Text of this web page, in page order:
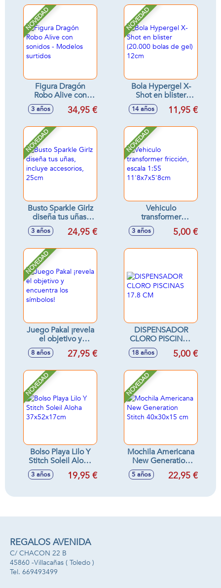
NOVEDAD
Figura Dragón
Robo Alive con
sonidos - Modelos
surtidos
3 años 34,95 €
NOVEDAD
Bola Hypergel X-
Shot en blister
(20.000 bolas de
gel) 12cm
14 años 11,95 €
NOVEDAD
Busto Sparkle Girlz
diseña tus uñas,
incluye accesorios,
25cm
3 años 24,95 €
NOVEDAD
Vehiculo
transformer
fricción, escala 1:55
11'8x7x5'8cm
3 años 5,00 €
NOVEDAD
Juego Pakal ¡revela
el objetivo y
encuentra los
símbolos!
8 años 27,95 €
DISPENSADOR
CLORO PISCINAS
17.8 CM
18 años 5,00 €
NOVEDAD
Bolso Playa Lilo Y
Stitch Soleil Aloha
37x52x17cm
3 años 19,95 €
NOVEDAD
Mochila Americana
New Generation
Stitch 40x30x15 cm
5 años 22,95 €
REGALOS AVENIDA
C/ CHACON 22 B
45860 -Villacañas ( Toledo )
669493499